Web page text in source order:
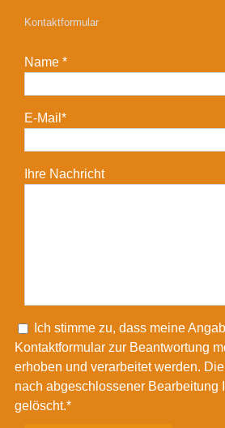
Kontaktformular
Name *
E-Mail*
Ihre Nachricht
Ich stimme zu, dass meine
Kontaktformular zur Beantwortung
erhoben und verarbeitet werden.
nach abgeschlossener Bearbeitung
gelöscht.*